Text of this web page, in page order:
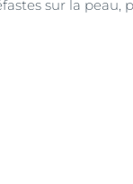
sur la peau,